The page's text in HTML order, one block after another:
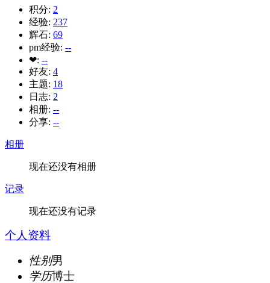
积分: 2
经验: 237
辉石: 69
pm经验: --
❤: --
好友: 4
主题: 18
日志: 2
相册: --
分享: --
相册
现在还没有相册
记录
现在还没有记录
个人资料
性别男
学历博士